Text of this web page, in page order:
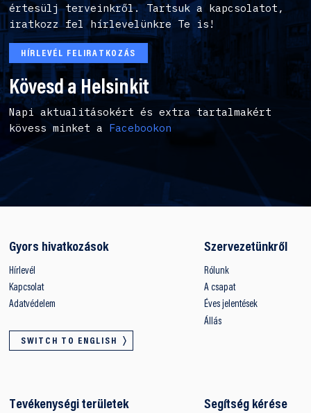
értesülj terveinkről. Tartsuk a kapcsolatot,
iratkozz fel hírlevelünkre Te is!
HÍRLEVÉL FELIRATKOZÁS
Kövesd a Helsinkit
Napi aktualitásokért és extra tartalmakért
kövess minket a Facebookon
Gyors hivatkozások
Hírlevél
Kapcsolat
Adatvédelem
SWITCH TO ENGLISH
Szervezetünkről
Rólunk
A csapat
Éves jelentések
Állás
Tevékenységi területek Segítség kérése